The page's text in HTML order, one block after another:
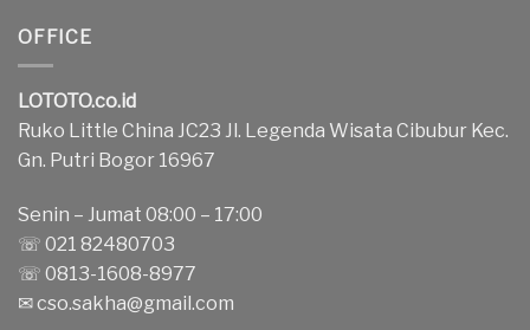
OFFICE
LOTOTO.co.id
Ruko Little China JC23 Jl. Legenda Wisata Cibubur Kec.
Gn. Putri Bogor 16967
Senin – Jumat 08:00 – 17:00
☏ 021 82480703
☏ 0813-1608-8977
✉cso.sakha@gmail.com